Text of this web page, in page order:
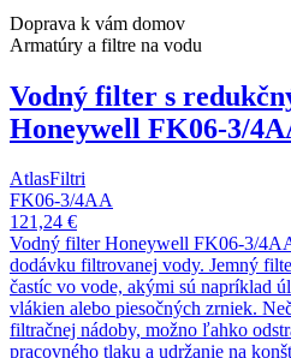
Doprava k vám domov
Armatúry a filtre na vodu
Vodný filter s
Honeywell FK06-3/
AtlasFiltri
FK06-3/4AA
121,24 €
Vodný filter Honeywell FK06-3/
dodávku filtrovanej vody. Jemný
častíc vo vode, akými sú napríklad
vlákien alebo piesočných zrniek.
filtračnej nádoby, možno ľahko
pracovného tlaku a udržanie na